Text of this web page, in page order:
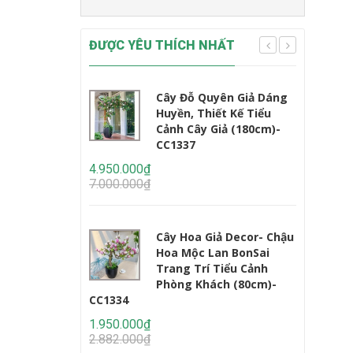
ĐƯỢC YÊU THÍCH NHẤT
Cây Đỗ Quyên Giả Dáng
Huyền, Thiết Kế Tiểu
Cảnh Cây Giả (180cm)-
CC1337
4.950.000₫
7.000.000₫
Cây Hoa Giả Decor- Chậu
Hoa Mộc Lan BonSai
Trang Trí Tiểu Cảnh
Phòng Khách (80cm)-
CC1334
1.950.000₫
2.882.000₫